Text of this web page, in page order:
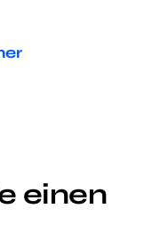
einen